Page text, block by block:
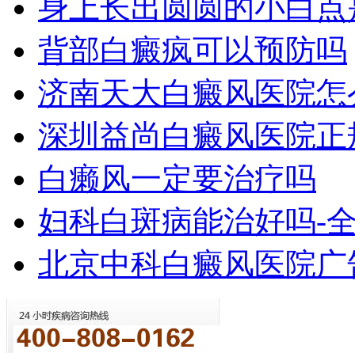
身上长出圆圆的小白
背部白癜疯可以预防吗
济南天大白癜风医院怎
深圳益尚白癜风医院正
白癞风一定要治疗吗
妇科白斑病能治好吗-
北京中科白癜风医院广